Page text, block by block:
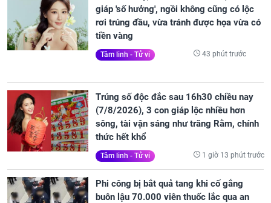
giáp 'số hưởng', ngồi không cũng có lộc
rơi trúng đầu, vừa tránh được họa vừa có
tiền vàng
Tâm linh - Tử vi 43 phút trước
Trúng số độc đắc sau 16h30 chiều nay
(7/8/2026), 3 con giáp lộc nhiều hơn
sông, tài vận sáng như trăng Rằm, chính
thức hết khổ
Tâm linh - Tử vi 1 giờ 13 phút trước
Phi công bị bắt quả tang khi cố gắng
buôn lậu 70.000 viên thuốc lắc qua an